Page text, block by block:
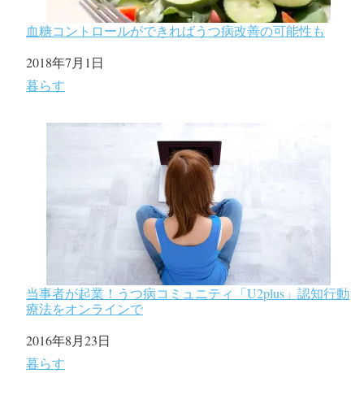
血糖コントロールができればうつ病改善の可能性も
日付
2018年7月1日
関連理由
暮らす
当事者が起業！うつ病コミュニティ「U2plus」認知行動
療法をオンラインで
日付
2016年8月23日
関連理由
暮らす